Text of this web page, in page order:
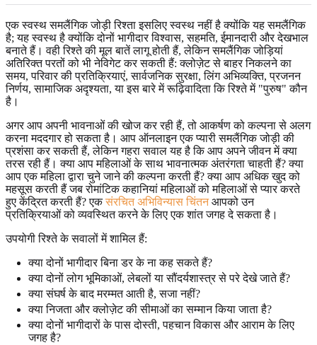
एक स्वस्थ समलैंगिक जोड़ी रिश्ता इसलिए स्वस्थ नहीं है क्योंकि यह समलैंगिक
है; यह स्वस्थ है क्योंकि दोनों भागीदार विश्वास, सहमति, ईमानदारी और देखभाल
बनाते हैं। वही रिश्ते की मूल बातें लागू होती हैं, लेकिन समलैंगिक जोड़ियां
अतिरिक्त परतों को भी नेविगेट कर सकती हैं: क्लोज़ेट से बाहर निकलने का
समय, परिवार की प्रतिक्रियाएं, सार्वजनिक सुरक्षा, लिंग अभिव्यक्ति, प्रजनन
निर्णय, सामाजिक अदृश्यता, या इस बारे में रूढ़िवादिता कि रिश्ते में "पुरुष" कौन
है।
अगर आप अपनी भावनाओं की खोज कर रही हैं, तो आकर्षण को कल्पना से अलग
करना मददगार हो सकता है। आप ऑनलाइन एक प्यारी समलैंगिक जोड़ी की
प्रशंसा कर सकती हैं, लेकिन गहरा सवाल यह है कि आप अपने जीवन में क्या
तरस रही हैं। क्या आप महिलाओं के साथ भावनात्मक अंतरंगता चाहती हैं? क्या
आप एक महिला द्वारा चुने जाने की कल्पना करती हैं? क्या आप अधिक खुद को
महसूस करती हैं जब रोमांटिक कहानियां महिलाओं को महिलाओं से प्यार करते
हुए केंद्रित करती हैं? एकसंरचित अभिविन्यास चिंतनआपको उन
प्रतिक्रियाओं को व्यवस्थित करने के लिए एक शांत जगह दे सकता है।
उपयोगी रिश्ते के सवालों में शामिल हैं:
क्या दोनों भागीदार बिना डर के ना कह सकते हैं?
क्या दोनों लोग भूमिकाओं, लेबलों या सौंदर्यशास्त्र से परे देखे जाते हैं?
क्या संघर्ष के बाद मरम्मत आती है, सजा नहीं?
क्या निजता और क्लोज़ेट की सीमाओं का सम्मान किया जाता है?
क्या दोनों भागीदारों के पास दोस्ती, पहचान विकास और आराम के लिए
जगह है?